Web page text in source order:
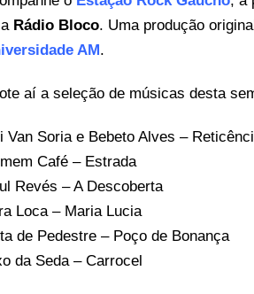
Rádio Bloco. Uma produção
AM.
aí a seleção de músicas desta
Van Soria e Bebeto Alves –
Café – Estrada
Revés – A Descoberta
Loca – Maria Lucia
de Pedestre – Poço de Bonança
da Seda – Carrocel